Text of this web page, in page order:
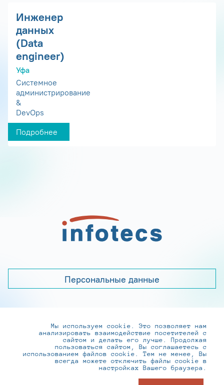
Инженер
данных
(Data
engineer)
Уфа
Системное
администрирование
&
DevOps
Подробнее
Персональные данные
+7 (495) 737-6192, 8-800-250-0-260
practice@infotecs.ru,hr@infotecs.ru
127273, г. Москва, Отрадная ул., 2Б строение 1
Мы используем cookie. Это позволяет нам
анализировать взаимодействие посетителей с
сайтом и делать его лучше. Продолжая
пользоваться сайтом, Вы соглашаетесь с
использованием файлов cookie. Тем не менее, Вы
всегда можете отключить файлы cookie в
настройках Вашего браузера.